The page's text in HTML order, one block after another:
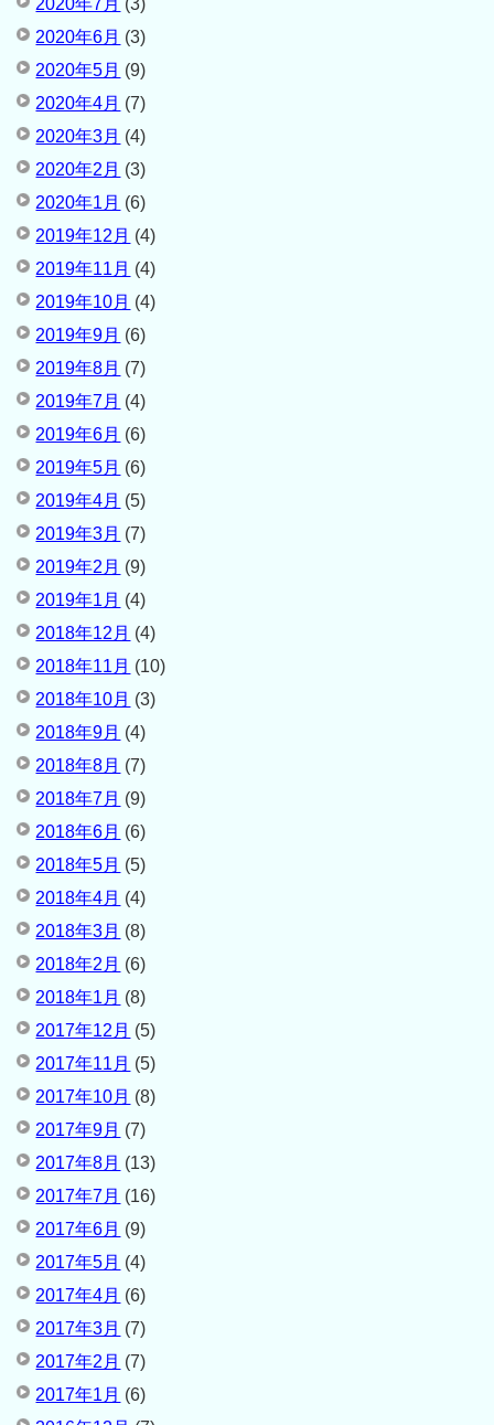
2020年7月 (3)
2020年6月 (3)
2020年5月 (9)
2020年4月 (7)
2020年3月 (4)
2020年2月 (3)
2020年1月 (6)
2019年12月 (4)
2019年11月 (4)
2019年10月 (4)
2019年9月 (6)
2019年8月 (7)
2019年7月 (4)
2019年6月 (6)
2019年5月 (6)
2019年4月 (5)
2019年3月 (7)
2019年2月 (9)
2019年1月 (4)
2018年12月 (4)
2018年11月 (10)
2018年10月 (3)
2018年9月 (4)
2018年8月 (7)
2018年7月 (9)
2018年6月 (6)
2018年5月 (5)
2018年4月 (4)
2018年3月 (8)
2018年2月 (6)
2018年1月 (8)
2017年12月 (5)
2017年11月 (5)
2017年10月 (8)
2017年9月 (7)
2017年8月 (13)
2017年7月 (16)
2017年6月 (9)
2017年5月 (4)
2017年4月 (6)
2017年3月 (7)
2017年2月 (7)
2017年1月 (6)